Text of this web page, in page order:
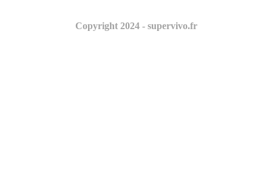
Copyright 2024 - supervivo.fr